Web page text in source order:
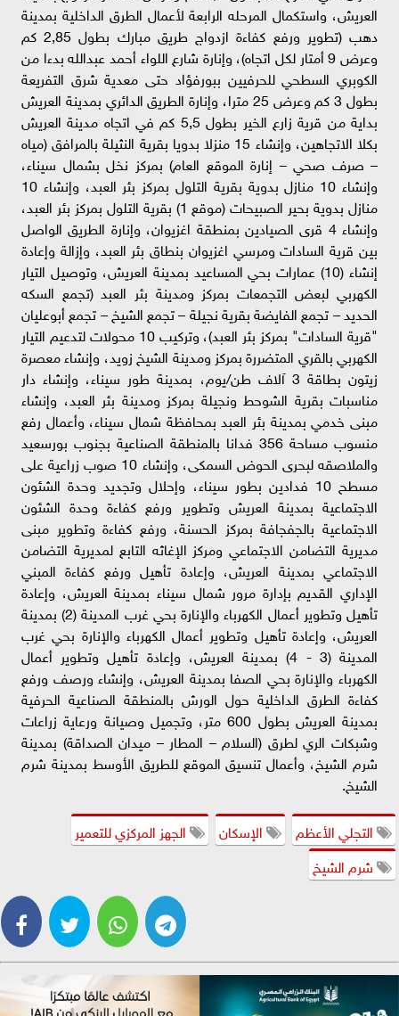
العريش، واستكمال المرحله الرابعة لأعمال الطرق الداخلية بمدينة
دهب (تطوير ورفع كفاءة ازدواج طريق مبارك بطول 2,85 كم
وعرض 9 أمتار لكل اتجاه)، وإنارة شارع اللواء أحمد عبدالله بدءا من
الكوبري السطحي للحرفيين ببورفؤاد حتى معدية شرق التفريعة
بطول 3 كم وعرض 25 مترا، وإنارة الطريق الدائري بمدينة العريش
بداية من قرية زارع الخير بطول 5,5 كم في اتجاه مدينة العريش
بكلا الاتجاهين، وإنشاء 15 منزلا بدويا بقرية النثيلة بالمرافق (مياه
– صرف صحي – إنارة الموقع العام) بمركز نخل بشمال سيناء،
وإنشاء 10 منازل بدوية بقرية التلول بمركز بئر العبد، وإنشاء 10
منازل بدوية بحير الصبيحات (موقع 1) بقرية التلول بمركز بئر العبد،
وإنشاء 4 قرى الصيادين بمنطقة اغزيوان، وإنارة الطريق الواصل
بين قرية السادات ومرسي اغزيوان بنطاق بئر العبد، وإزالة وإعادة
إنشاء (10) عمارات بحي المساعيد بمدينة العريش، وتوصيل التيار
الكهربي لبعض التجمعات بمركز ومدينة بئر العبد (تجمع السكه
الحديد – تجمع الفايضة بقرية نجيلة – تجمع الشيخ – تجمع أبوعليان
"قرية السادات" بمركز بئر العبد)، وتركيب 10 محولات لتدعيم التيار
الكهربي بالقري المتضررة بمركز ومدينة الشيخ زويد، وإنشاء معصرة
زيتون بطاقة 3 آلاف طن/يوم، بمدينة طور سيناء، وإنشاء دار
مناسبات بقرية الشوحط ونجيلة بمركز ومدينة بئر العبد، وإنشاء
مبنى خدمي بمدينة بئر العبد بمحافظة شمال سيناء، وأعمال رفع
منسوب مساحة 356 فدانا بالمنطقة الصناعية بجنوب بورسعيد
والملاصقه لبحرى الحوض السمكى، وإنشاء 10 صوب زراعية على
مسطح 10 فدادين بطور سيناء، وإحلال وتجديد وحدة الشئون
الاجتماعية بمدينة العريش وتطوير ورفع كفاءة وحدة الشئون
الاجتماعية بالجفجافة بمركز الحسنة، ورفع كفاءة وتطوير مبنى
مديرية التضامن الاجتماعي ومركز الإغاثه التابع لمديرية التضامن
الاجتماعي بمدينة العريش، وإعادة تأهيل ورفع كفاءة المبني
الإداري القديم بإدارة مرور شمال سيناء بمدينة العريش، وإعادة
تأهيل وتطوير أعمال الكهرباء والإنارة بحي غرب المدينة (2) بمدينة
العريش، وإعادة تأهيل وتطوير أعمال الكهرباء والإنارة بحي غرب
المدينة (3 - 4) بمدينة العريش، وإعادة تأهيل وتطوير أعمال
الكهرباء والإنارة بحي الصفا بمدينة العريش، وإنشاء ورصف ورفع
كفاءة الطرق الداخلية حول الورش بالمنطقة الصناعية الحرفية
بمدينة العريش بطول 600 متر، وتجميل وصيانة ورعاية زراعات
وشبكات الري لطرق (السلام – المطار – ميدان الصداقة) بمدينة
شرم الشيخ، وأعمال تنسيق الموقع للطريق الأوسط بمدينة شرم
الشيخ.
التجلي الأعظم
الإسكان
الجهز المركزي للتعمير
شرم الشيخ